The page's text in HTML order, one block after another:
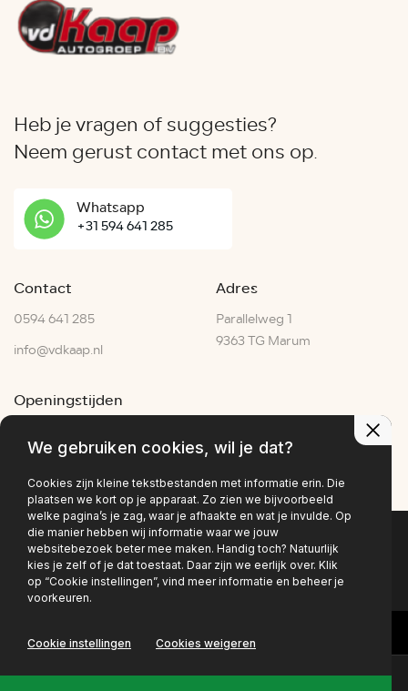
Heb je vragen of suggesties?
Neem gerust contact met ons op.
Whatsapp
+31 594 641 285
Contact
0594 641 285
info@vdkaap.nl
Adres
Parallelweg 1
9363 TG Marum
Openingstijden
Za:
07:00–15:00
Privacy policy
We gebruiken cookies, wil je dat?
Cookies zijn kleine tekstbestanden met informatie erin. Die
plaatsen we kort op je apparaat. Zo zien we bijvoorbeeld
welke pagina’s je zag, waar je afhaakte en wat je invulde. Op
die manier hebben wij informatie waar we jouw
websitebezoek beter mee maken. Handig toch? Natuurlijk
kies je zelf of je dat toestaat. Daar zijn we eerlijk over. Klik
op “Cookie instellingen”, vind meer informatie en beheer je
voorkeuren.
Cookie instellingen Cookies weigeren